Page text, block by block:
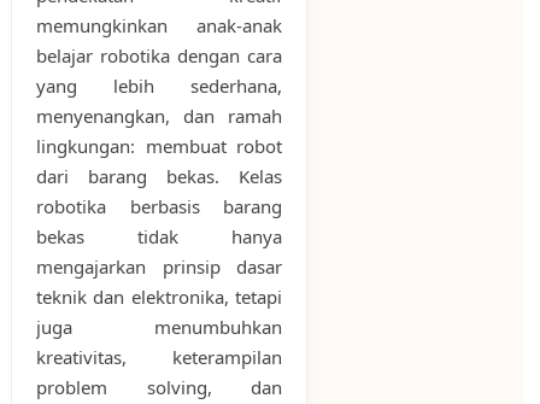
memungkinkan anak-anak
belajar robotika dengan cara
yang lebih sederhana,
menyenangkan, dan ramah
lingkungan: membuat robot
dari barang bekas. Kelas
robotika berbasis barang
bekas tidak hanya
mengajarkan prinsip dasar
teknik dan elektronika, tetapi
juga menumbuhkan
kreativitas, keterampilan
problem solving, dan